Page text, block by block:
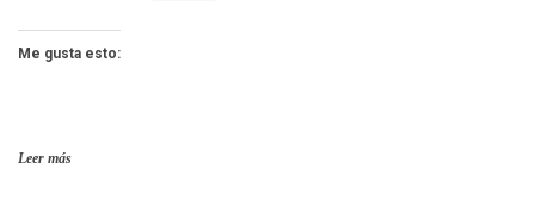
Me gusta esto:
Leer más